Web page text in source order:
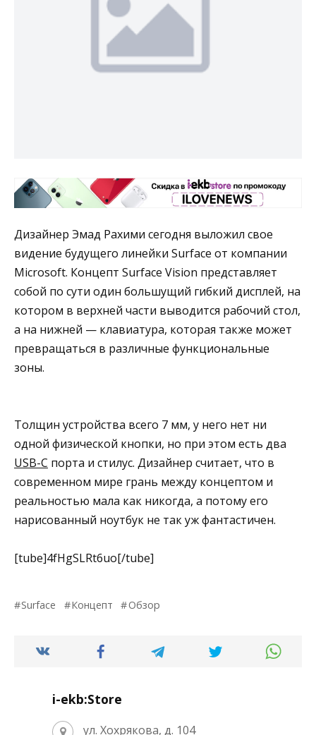
Дизайнер Эмад Рахими сегодня выложил свое
видение будущего линейки Surface от компании
Microsoft. Концепт Surface Vision представляет
собой по сути один большущий гибкий дисплей, на
котором в верхней части выводится рабочий стол,
а на нижней — клавиатура, которая также может
превращаться в различные функциональные
зоны.
Толщин устройства всего 7 мм, у него нет ни
одной физической кнопки, но при этом есть два
USB-C порта и стилус. Дизайнер считает, что в
современном мире грань между концептом и
реальностью мала как никогда, а потому его
нарисованный ноутбук не так уж фантастичен.
[tube]4fHgSLRt6uo[/tube]
Surface Концепт Обзор
i-ekb:Store
ул. Хохрякова, д. 104